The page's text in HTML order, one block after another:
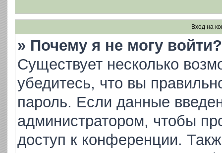
Вход на
» Почему я не могу войти?
Существует несколько
убедитесь, что вы
пароль. Если данные
администратором, чтобы
доступ к конференции.